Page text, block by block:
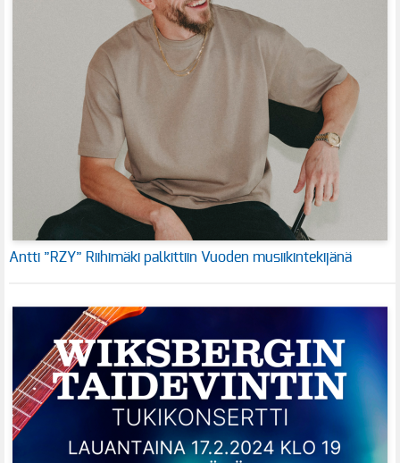
Antti ”RZY” Riihimäki palkittiin Vuoden musiikintekijänä